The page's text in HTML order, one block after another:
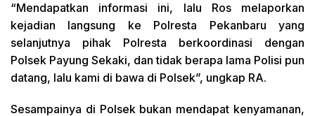
“Mendapatkan informasi ini, lalu Ros melaporkan
kejadian langsung ke Polresta Pekanbaru yang
selanjutnya pihak Polresta berkoordinasi dengan
Polsek Payung Sekaki, dan tidak berapa lama Polisi pun
datang, lalu kami di bawa di Polsek”, ungkap RA.
Sesampainya di Polsek bukan mendapat kenyamanan,